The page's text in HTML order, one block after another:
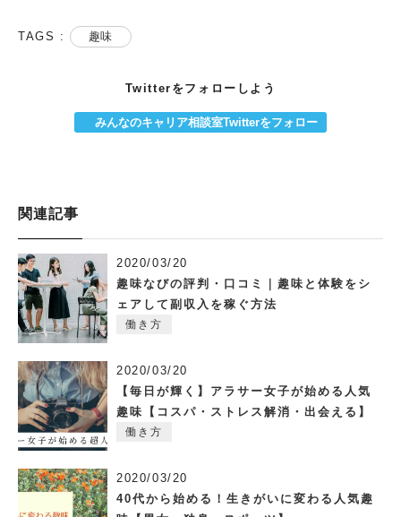
TAGS : 趣味
Twitterをフォローしよう
みんなのキャリア相談室Twitterをフォロー
関連記事
2020/03/20
趣味なびの評判・口コミ｜趣味と体験をシ
ェアして副収入を稼ぐ方法
働き方
2020/03/20
【毎日が輝く】アラサー女子が始める人気
趣味【コスパ・ストレス解消・出会える】
働き方
2020/03/20
40代から始める！生きがいに変わる人気趣